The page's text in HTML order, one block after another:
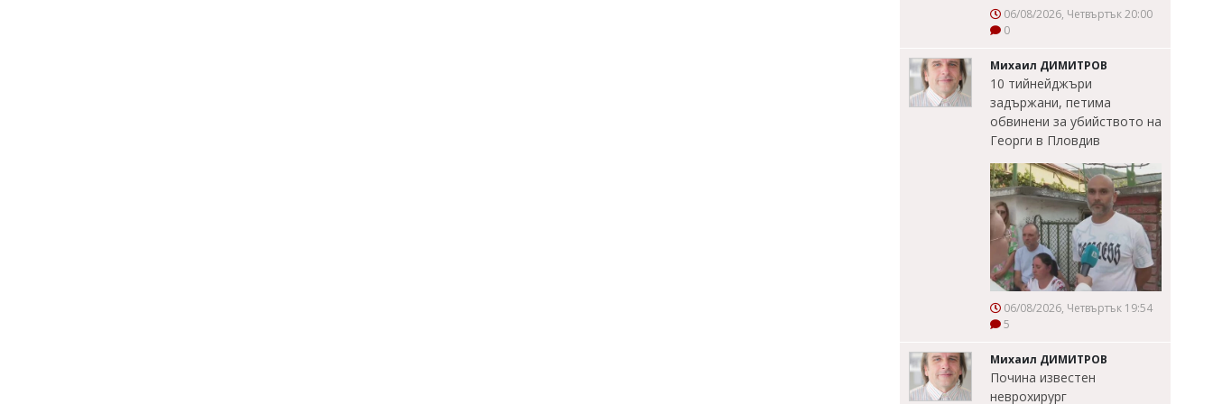
06/08/2026, Четвъртък 20:00
0
Михаил ДИМИТРОВ
10 тийнейджъри
задържани, петима
обвинени за убийството на
Георги в Пловдив
06/08/2026, Четвъртък 19:54
5
Михаил ДИМИТРОВ
Почина известен
неврохирург